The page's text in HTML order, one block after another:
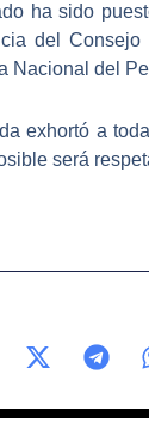
ha sido
del
Nacional del
exhortó a
será